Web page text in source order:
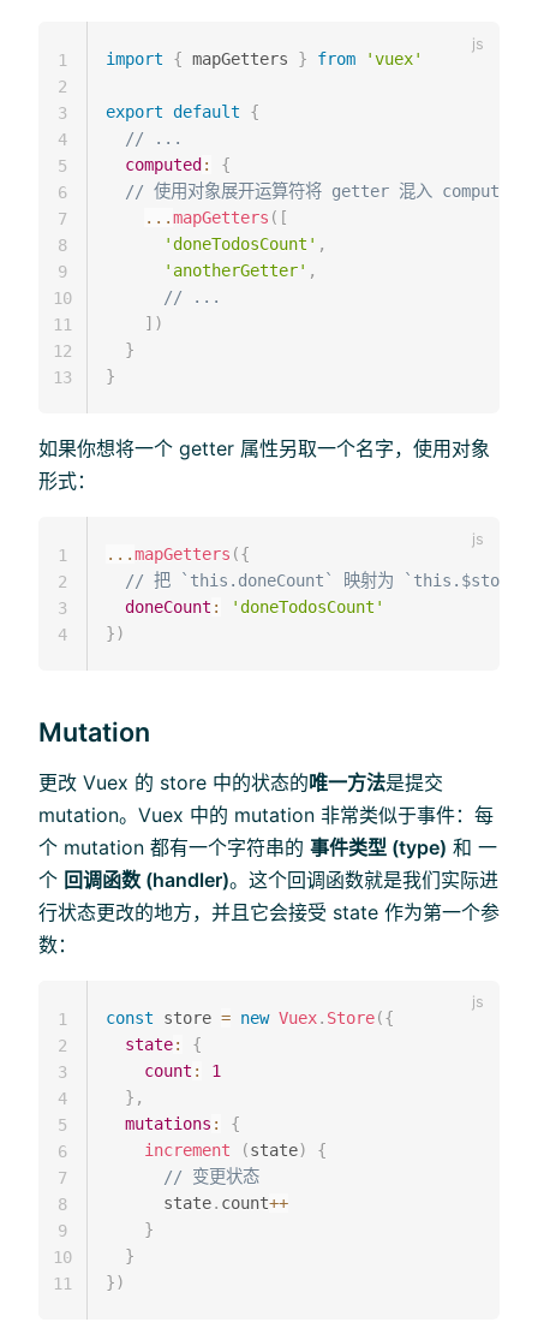
import { mapGetters } from 'vuex'
export default
{
// ...
computed :
{
// 使用对象展开运算符将 getter 混入 computed
...mapGetters ( [
'doneTodosCount' ,
'anotherGetter' ,
// ...
] )
}
}
1
2
3
4
5
6
7
8
9
10
11
12
13
如果你想将一个 getter 属性另取一个名字，使用对象
形式：
...mapGetters ({
// 把 `this.doneCount` 映射为
doneCount :
'doneTodosCount'
})
1
2
3
4
Mutation
更改 Vuex 的 store 中的状态的唯一方法是提交
mutation。Vuex 中的 mutation 非常类似于事件：每
个 mutation 都有一个字符串的 事件类型 (type) 和 一
个 回调函数 (handler)。这个回调函数就是我们实际进
行状态更改的地方，并且它会接受 state 作为第一个参
数：
const store = new Vuex. Store({
state:
{
count :
1
} ,
mutations :
{
increment
(state)
{
// 变更状态
      state
. count++
}
}
})
1
2
3
4
5
6
7
8
9
10
11